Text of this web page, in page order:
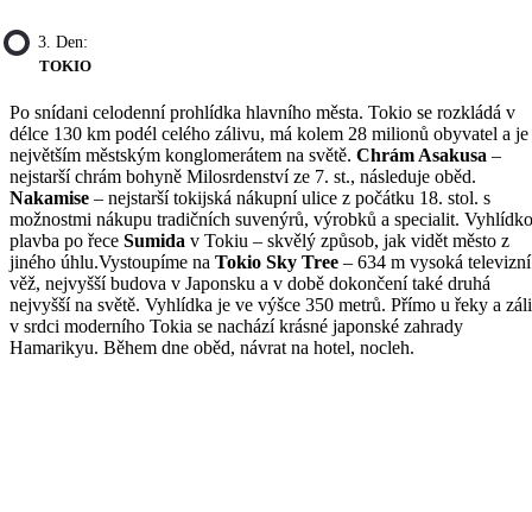
3. Den:
TOKIO
Po snídani celodenní prohlídka hlavního města. Tokio se rozkládá v
délce 130 km podél celého zálivu, má kolem 28 milionů obyvatel a je
největším městským konglomerátem na světě. Chrám Asakusa –
nejstarší chrám bohyně Milosrdenství ze 7. st., následuje oběd.
Nakamise – nejstarší tokijská nákupní ulice z počátku 18. stol. s
možnostmi nákupu tradičních suvenýrů, výrobků a specialit.
plavba po řece Sumida v Tokiu – skvělý způsob, jak vidět město z
jiného úhlu.Vystoupíme na Tokio Sky Tree – 634 m vysoká televizní
věž, nejvyšší budova v Japonsku a v době dokončení také druhá
nejvyšší na světě. Vyhlídka je ve výšce 350 metrů. Přímo u řeky a
v srdci moderního Tokia se nachází krásné japonské zahrady
Hamarikyu. Během dne oběd, návrat na hotel, nocleh.